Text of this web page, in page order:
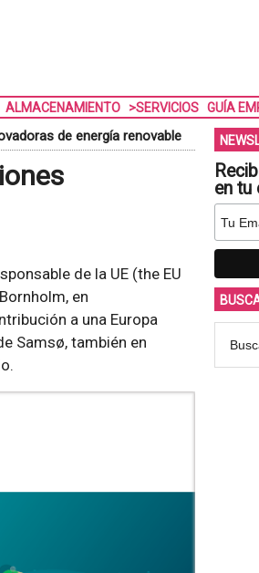
ALMACENAMIENTO >SERVICIOS GUÍA
de energía renovable
de la UE (the EU
en
a una Europa
Samsø, también en
en tu